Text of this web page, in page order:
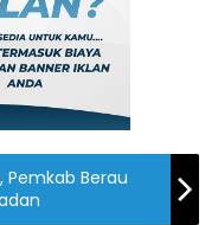
Pemkab Berau